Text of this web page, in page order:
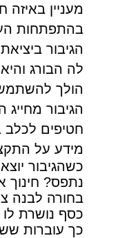
מעניין
בהתפתחות
לה הבורג
הולך
הגיבור
חטיפים לכלב
מידע על
כשהגיבור
נתפס? חינוך
בחורה לבנה
כסף נושרת
כך עוברות